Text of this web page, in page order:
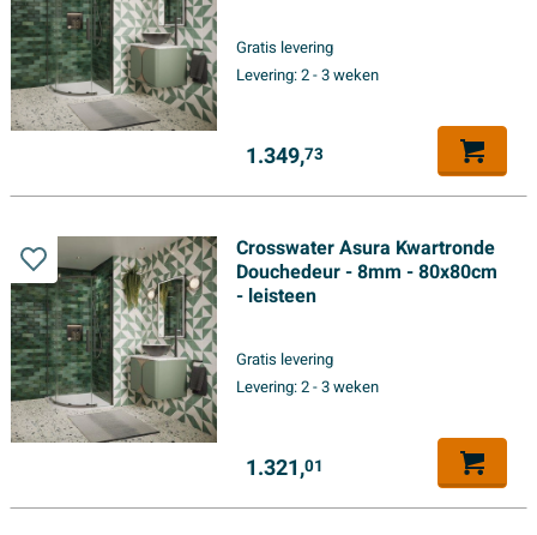
Gratis levering
Levering:2 - 3 weken
1.349,73
Crosswater Asura Kwartronde
Douchedeur - 8mm - 80x80cm
- leisteen
Gratis levering
Levering:2 - 3 weken
1.321,01